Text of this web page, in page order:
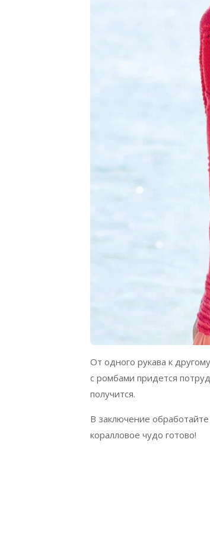
От одного рукава к
с ромбами придется
получится.
В заключение
коралловое чудо готово!